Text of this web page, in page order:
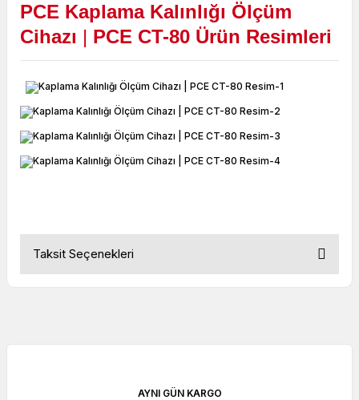
PCE Kaplama Kalınlığı Ölçüm
Cihazı | PCE CT-80 Ürün Resimleri
Taksit Seçenekleri
AYNI GÜN KARGO